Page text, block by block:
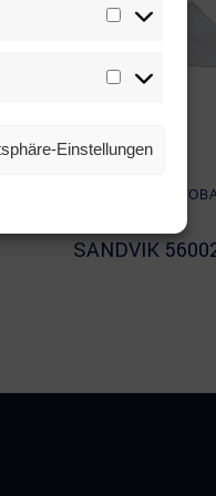
Statistiken
Marketing
Einstellungen
ВСЕ
SANDVIK